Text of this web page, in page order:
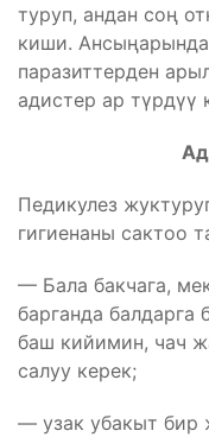
туруп, андан соң
киши.
паразиттерден
адистер ар түрдүү
Педикулез
гигиенаны сактоо
— Бала бакчага,
барганда балдарга
баш кийимин, чач
салуу керек;
— узак убакыт бир